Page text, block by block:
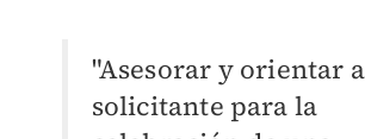
"Asesorar y orientar
solicitante para la